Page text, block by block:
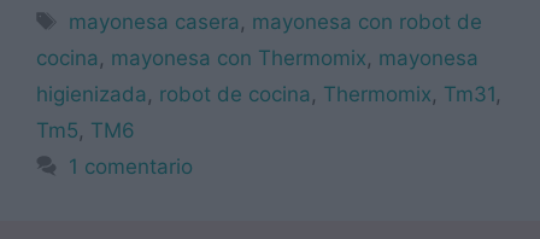
Etiquetas
mayonesa casera , mayonesa con robot de
cocina , mayonesa con Thermomix, mayonesa
higienizada , robot de cocina , Thermomix, Tm31,
Tm5, TM6
1 comentario